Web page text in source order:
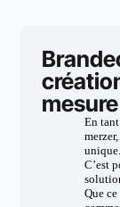
En tant
unique.
C’est
Que